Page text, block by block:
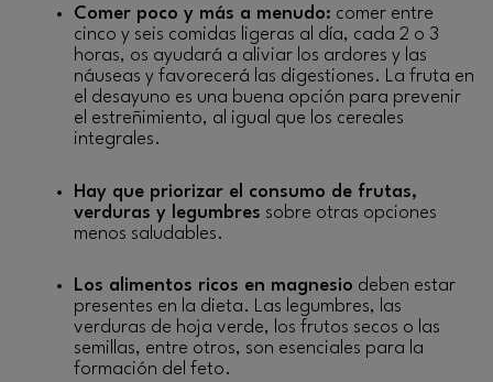
Comer poco y más a menudo: comer entre
cinco y seis comidas ligeras al día, cada 2 o 3
horas, os ayudará a aliviar los ardores y las
náuseas y favorecerá las digestiones. La fruta en
el desayuno es una buena opción para prevenir
el estreñimiento, al igual que los cereales
integrales.
Hay que priorizar el consumo de frutas,
verduras y legumbres sobre otras opciones
menos saludables.
Los alimentos ricos en magnesio deben estar
presentes en la dieta. Las legumbres, las
verduras de hoja verde, los frutos secos o las
semillas, entre otros, son esenciales para la
formación del feto.